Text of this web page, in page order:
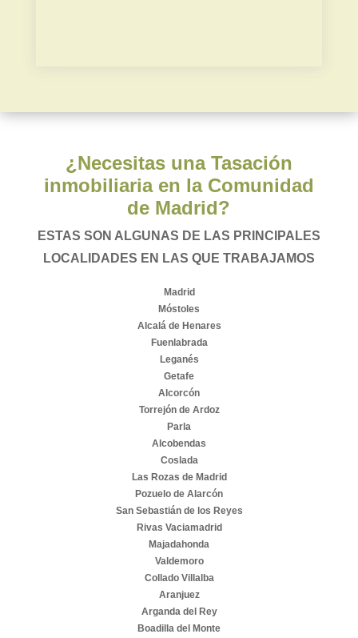
¿Necesitas una Tasación
inmobiliaria en la Comunidad
de Madrid?
ESTAS SON ALGUNAS DE LAS PRINCIPALES
LOCALIDADES EN LAS QUE TRABAJAMOS
Madrid
Móstoles
Alcalá de Henares
Fuenlabrada
Leganés
Getafe
Alcorcón
Torrejón de Ardoz
Parla
Alcobendas
Coslada
Las Rozas de Madrid
Pozuelo de Alarcón
San Sebastián de los Reyes
Rivas Vaciamadrid
Majadahonda
Valdemoro
Collado Villalba
Aranjuez
Arganda del Rey
Boadilla del Monte